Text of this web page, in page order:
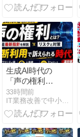
怪しい投資ブ
底暴露
生成AI時代の
「声の権利」
とは？法務省
指針と津田健
次郎氏の提訴
クと対策
33時間前
IT業務改善で中小企業の働き方改革へ